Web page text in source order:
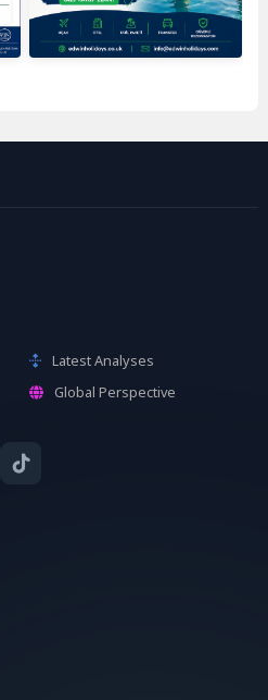
Latest Analyses
Global Perspective